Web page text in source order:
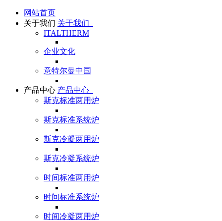
网站首页
关于我们 关于我们
ITALTHERM
企业文化
意特尔曼中国
产品中心 产品中心
斯克标准两用炉
斯克标准系统炉
斯克冷凝两用炉
斯克冷凝系统炉
时间标准两用炉
时间标准系统炉
时间冷凝两用炉